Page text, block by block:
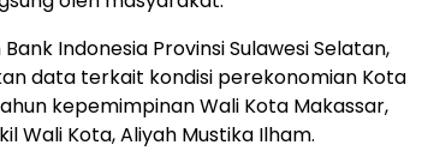
Indonesia Provinsi Sulawesi Selatan,
data terkait kondisi perekonomian Kota
kepemimpinan Wali Kota Makassar,
Wali Kota, Aliyah Mustika Ilham.